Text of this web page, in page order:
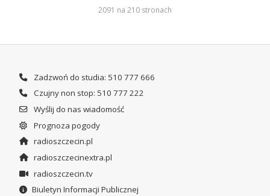
2091 na 210 stronach
Zadzwoń do studia: 510 777 666
Czujny non stop: 510 777 222
Wyślij do nas wiadomość
Prognoza pogody
radioszczecin.pl
radioszczecinextra.pl
radioszczecin.tv
Biuletyn Informacji Publicznej